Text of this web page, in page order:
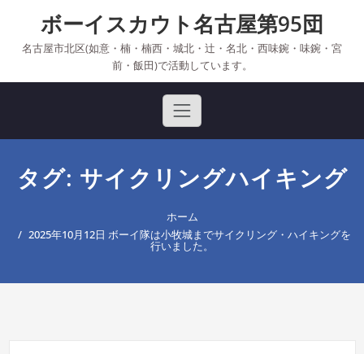
content
ボーイスカウト名古屋第95団
名古屋市北区(如意・楠・楠西・城北・辻・名北・西味鋺・味鋺・宮
前・飯田)で活動しています。
タグ: サイクリングハイキング
ホーム
2025年10月12日 ボーイ隊は小牧城までサイクリング・ハイキングを
行いました。